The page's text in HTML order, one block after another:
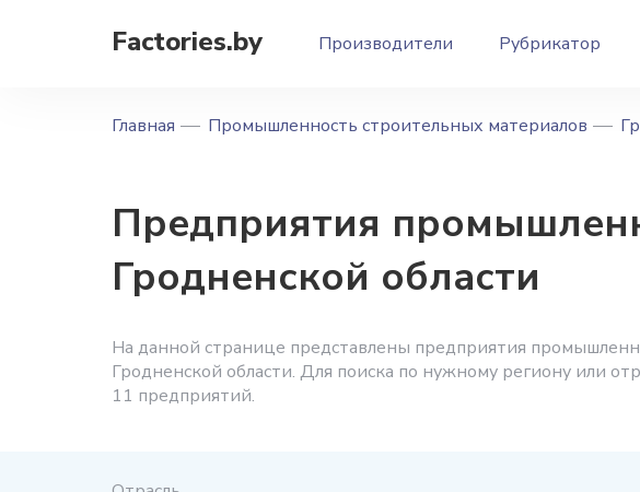
Factories.by Производители Рубрикатор
Главная Промышленность строительных материалов
Предприятия
Гродненской области
На данной странице представлены предприятия
Гродненской области. Для поиска по нужному региону или
11 предприятий.